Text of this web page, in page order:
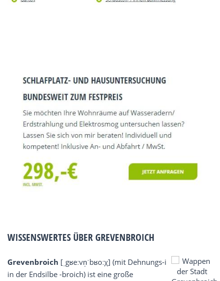
WISSENSWERTES ÜBER GREVENBROICH
Grevenbroich [ˌgʁeːvn̩ˈbʁoːχ] (mit Dehnungs-i
in der Endsilbe -broich) ist eine große